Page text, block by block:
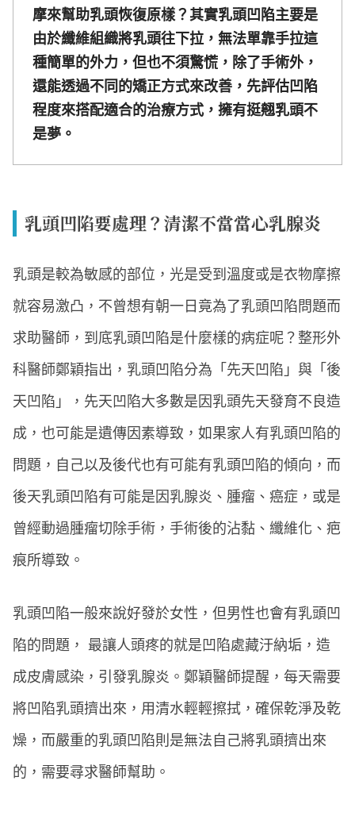
摩來幫助乳頭恢復原樣？其實乳頭凹陷主要是
由於纖維組織將乳頭往下拉，無法單靠手拉這
種簡單的外力，但也不須驚慌，除了手術外，
還能透過不同的矯正方式來改善，先評估凹陷
程度來搭配適合的治療方式，擁有挺翹乳頭不
是夢。
乳頭凹陷要處理？清潔不當當心乳腺炎
乳頭是較為敏感的部位，光是受到溫度或是衣物摩擦
就容易激凸，不曾想有朝一日竟為了乳頭凹陷問題而
求助醫師，到底乳頭凹陷是什麼樣的病症呢？整形外
科醫師鄭穎指出，乳頭凹陷分為「先天凹陷」與「後
天凹陷」，先天凹陷大多數是因乳頭先天發育不良造
成，也可能是遺傳因素導致，如果家人有乳頭凹陷的
問題，自己以及後代也有可能有乳頭凹陷的傾向，而
後天乳頭凹陷有可能是因乳腺炎、腫瘤、癌症，或是
曾經動過腫瘤切除手術，手術後的沾黏、纖維化、疤
痕所導致。
乳頭凹陷一般來說好發於女性，但男性也會有乳頭凹
陷的問題， 最讓人頭疼的就是凹陷處藏汙納垢，造
成皮膚感染，引發乳腺炎。鄭穎醫師提醒，每天需要
將凹陷乳頭擠出來，用清水輕輕擦拭，確保乾淨及乾
燥，而嚴重的乳頭凹陷則是無法自己將乳頭擠出來
的，需要尋求醫師幫助。